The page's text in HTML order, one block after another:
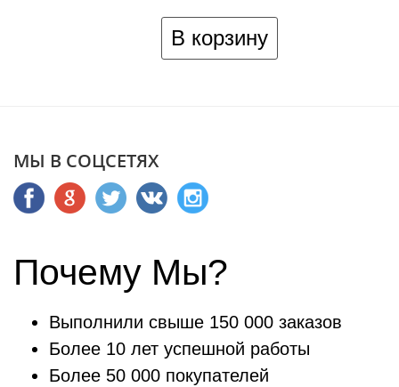
В корзину
МЫ В СОЦСЕТЯХ
Почему Мы?
Выполнили свыше 150 000 заказов
Более 10 лет успешной работы
Более 50 000 покупателей